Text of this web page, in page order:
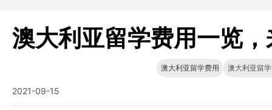
澳大利亚留学费用一览
澳大利亚留学费用 澳大利亚留
2021-09-15